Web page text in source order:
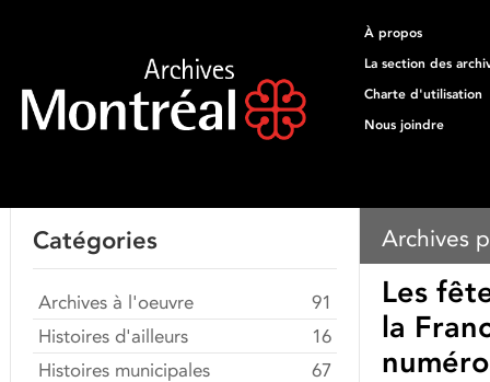
À propos
La section des
Charte d'utilisation
Nous joindre
Archives
Les
la
Catégories
Archives à l'oeuvre
91
Histoires d'ailleurs
16
Histoires municipales
67